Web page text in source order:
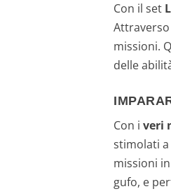
Con il set
missioni.
delle
Con i veri
stimolati
missioni
gufo, e